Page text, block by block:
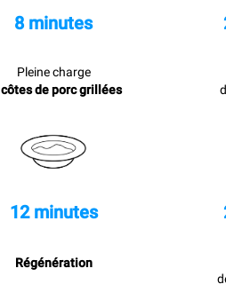
8 minutes
Pleine charge
côtes de porc grillées
12 minutes
Régénération